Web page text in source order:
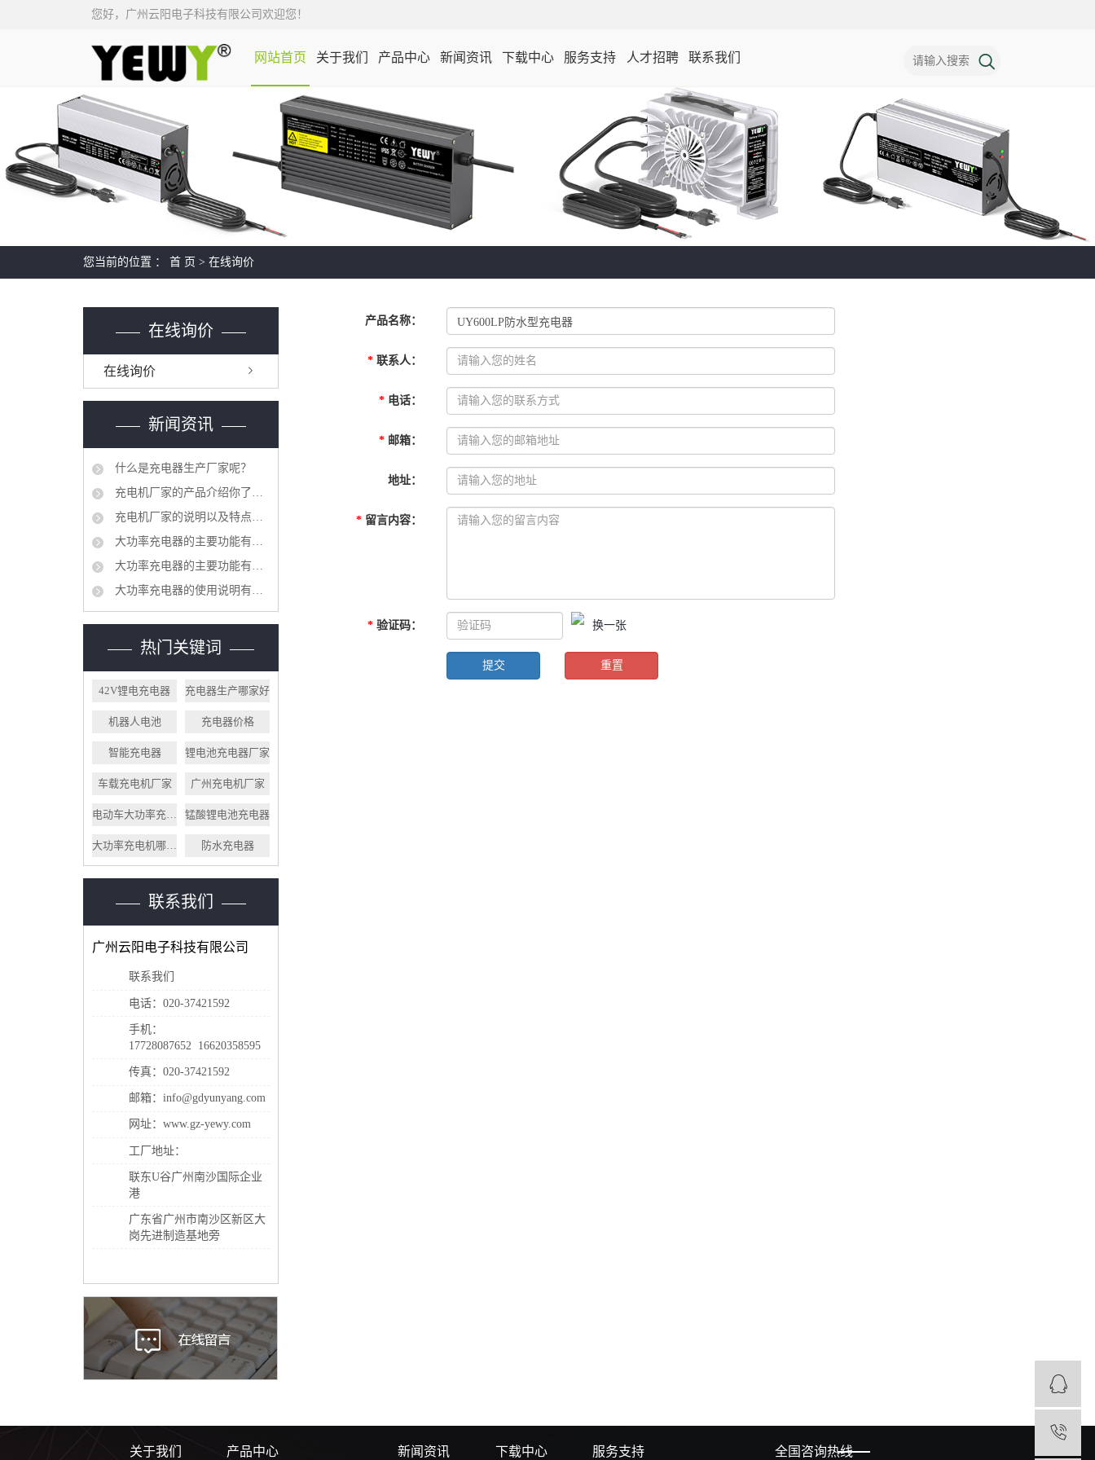
您好，广州云阳电子科技有限公司欢迎您！
网站首页 关于我们 产品中心
AGV/机器人电池充电
高尔夫球车/叉车充电
锂电池/铅酸电池充电
器
电动轮椅/电动三轮车
充电器
电动摩托车电池充电
洗地机电池充电器
新闻资讯 下载中心 服务支持 人才招聘 联系我们
您当前的位置 ： 首 页 > 在线询价
在线询价
在线询价
新闻资讯
什么是充电器生产厂家呢？
充电机厂家的产品介绍你了解吗？
充电机厂家的说明以及特点有哪些呢？
大功率充电器的主要功能有哪些呢？
大功率充电器的主要功能有哪些呢？
大功率充电器的使用说明有哪些呢？
热门关键词
42V锂电充电器 充电器生产哪家好
机器人电池 充电器价格
智能充电器 锂电池充电器厂家
车载充电机厂家 广州充电机厂家
电动车大功率充电器 锰酸锂电池充电器
大功率充电机哪家好 防水充电器
联系我们
广州云阳电子科技有限公司
联系我们
电话：020-37421592
手机：
17728087652 16620358595
传真：020-37421592
邮箱：info@gdyunyang.com
网址：www.gz-yewy.com
工厂地址：
联东U谷广州南沙国际企业
港
广东省广州市南沙区新区大
岗先进制造基地旁
产品名称：
* 联系人：
* 电话：
* 邮箱：
地址：
* 留言内容：
* 验证码： 换一张
关于我们 产品中心 新闻资讯 下载中心 服务支持 全国咨询热线